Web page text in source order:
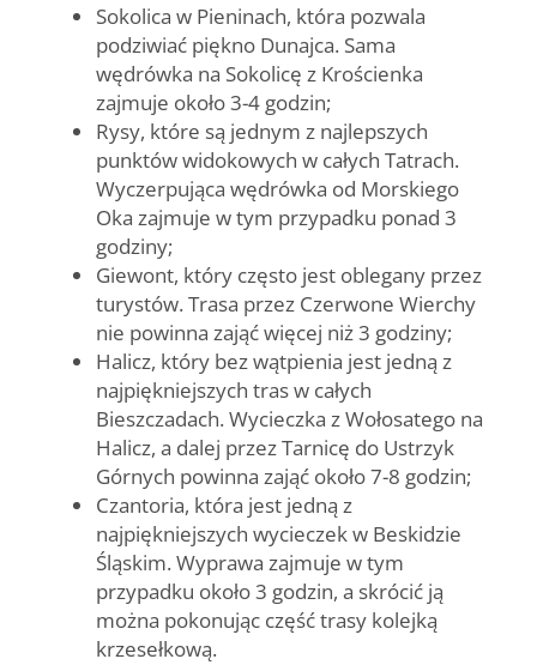
Sokolica w Pieninach, która pozwala
podziwiać piękno Dunajca. Sama
wędrówka na Sokolicę z Krościenka
zajmuje około 3-4 godzin;
Rysy, które są jednym z najlepszych
punktów widokowych w całych Tatrach.
Wyczerpująca wędrówka od Morskiego
Oka zajmuje w tym przypadku ponad 3
godziny;
Giewont, który często jest oblegany przez
turystów. Trasa przez Czerwone Wierchy
nie powinna zająć więcej niż 3 godziny;
Halicz, który bez wątpienia jest jedną z
najpiękniejszych tras w całych
Bieszczadach. Wycieczka z Wołosatego na
Halicz, a dalej przez Tarnicę do Ustrzyk
Górnych powinna zająć około 7-8 godzin;
Czantoria, która jest jedną z
najpiękniejszych wycieczek w Beskidzie
Śląskim. Wyprawa zajmuje w tym
przypadku około 3 godzin, a skrócić ją
można pokonując część trasy kolejką
krzesełkową.